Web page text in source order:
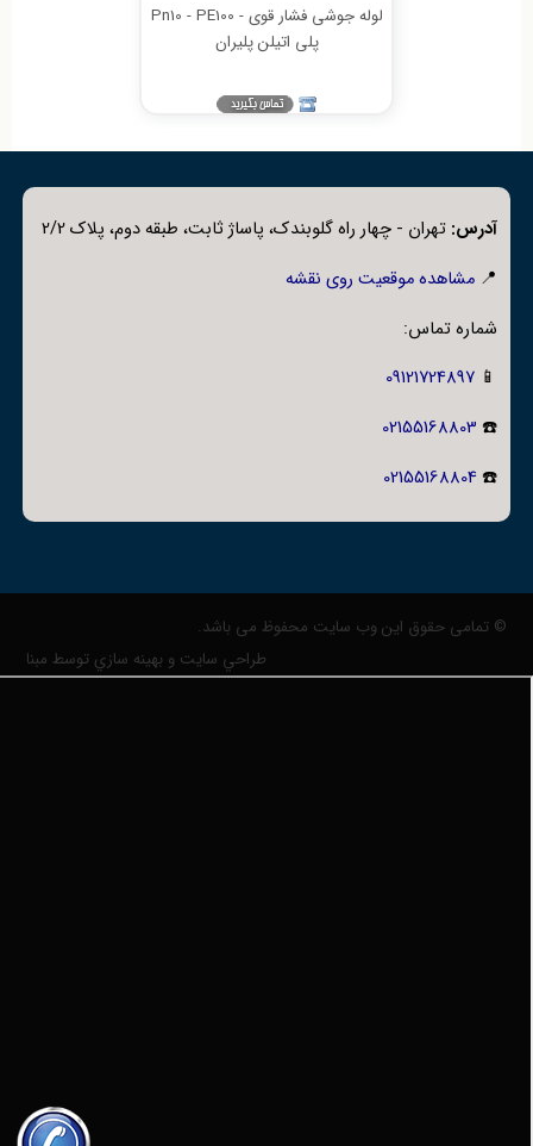
لوله جوشی فشار قوی - Pn10 - PE100
پلی اتیلن پلیران
آدرس: تهران - چهار راه گلوبندک، پاساژ ثابت، طبقه دوم، پلاک 2/2
📍مشاهده موقعیت روی نقشه
شماره تماس:
📱
09121724897
☎️
02155168803
☎️
02155168804
© تمامی حقوق این وب سایت محفوظ می باشد.
طراحي سايت و بهينه سازي توسط مبنا